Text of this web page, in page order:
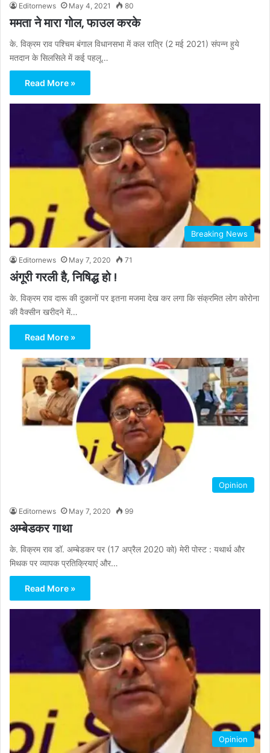
Editornews May 4, 2021 80
ममता ने मारा गोल, फाउल करके
के. विक्रम राव पश्चिम बंगाल विधानसभा में कल रात्रि (2 मई 2021) संपन्न हुये
मतदान के सिलसिले में कई पहलू…
Read More »
Breaking News
Editornews May 7, 2020 71
अंगूरी गरली है, निषिद्ध हो !
के. विक्रम राव दारू की दुकानों पर इतना मजमा देख कर लगा कि संक्रमित लोग कोरोना
की वैक्सीन खरीदने में…
Read More »
Opinion
Editornews May 7, 2020 99
अम्बेडकर गाथा
के. विक्रम राव डॉ. अम्बेडकर पर (17 अप्रैल 2020 को) मेरी पोस्ट : यथार्थ और
मिथक पर व्यापक प्रतिक्रियाएं और…
Read More »
Opinion